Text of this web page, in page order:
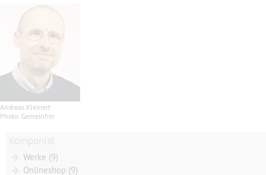
Andreas Kleinert
Photo: Gemeinfrei
Werke (9)
Onlineshop (9)